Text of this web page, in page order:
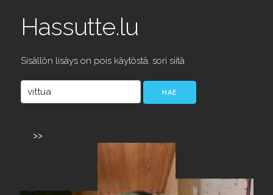
Hassutte.lu
Sisällön lisäys on pois käytöstä, sori siitä
>>